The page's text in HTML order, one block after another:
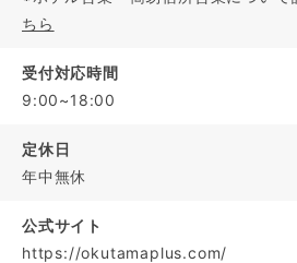
ちら
受付対応時間
9:00~18:00
定休日
年中無休
公式サイト
https://okutamaplus.com/